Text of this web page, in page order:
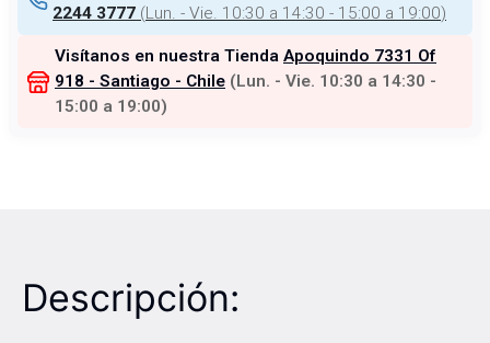
2244 3777 (Lun. - Vie. 10:30 a 14:30 - 15:00 a 19:00)
Visítanos en nuestra Tienda Apoquindo 7331 Of
918 - Santiago - Chile (Lun. - Vie. 10:30 a 14:30 -
15:00 a 19:00)
Descripción: